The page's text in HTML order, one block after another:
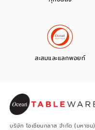
สะสมและแลกพอยท์
บริษัท โอเชียนกลาส จำกัด (มหาชน)